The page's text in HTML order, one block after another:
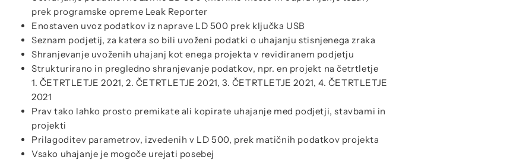
prek programske opreme Leak Reporter
Enostaven uvoz podatkov iz naprave LD 500 prek ključka USB
Seznam podjetij, za katera so bili uvoženi podatki o uhajanju stisnjenega zraka
Shranjevanje uvoženih uhajanj kot enega projekta v revidiranem podjetju
Strukturirano in pregledno shranjevanje podatkov, npr. en projekt na četrtletje
1. ČETRTLETJE 2021, 2. ČETRTLETJE 2021, 3. ČETRTLETJE 2021, 4. ČETRTLETJE
2021
Prav tako lahko prosto premikate ali kopirate uhajanje med podjetji, stavbami in
projekti
Prilagoditev parametrov, izvedenih v LD 500, prek matičnih podatkov projekta
Vsako uhajanje je mogoče urejati posebej